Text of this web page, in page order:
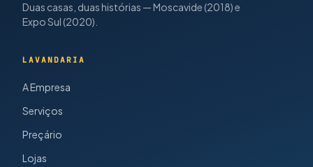
Duas casas, duas histórias — Moscavide (2018) e
Expo Sul (2020).
LAVANDARIA
A Empresa
Serviços
Preçário
Lojas